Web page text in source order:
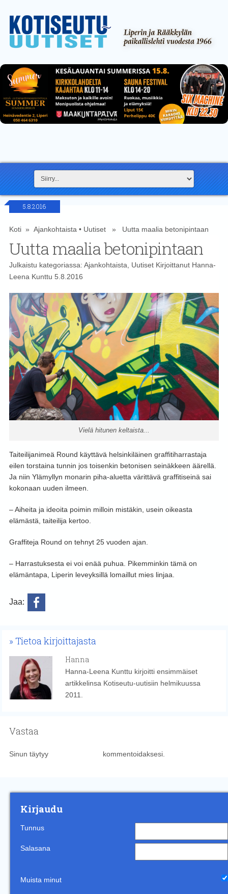
5.8.2016
Koti» Ajankohtaista• Uutiset» Uutta maalia betonipintaan
Uutta maalia betonipintaan
Julkaistu kategoriassa: Ajankohtaista, UutisetKirjoittanut Hanna-
Leena Kunttu 5.8.2016
Vielä hitunen keltaista...
Taiteilijanimeä Round käyttävä helsinkiläinen graffitiharrastaja
eilen torstaina tunnin jos toisenkin betonisen seinäkkeen äärellä.
Ja niin Ylämyllyn monarin piha-aluetta värittävä graffitiseinä sai
kokonaan uuden ilmeen.
– Aiheita ja ideoita poimin milloin mistäkin, usein oikeasta
elämästä, taiteilija kertoo.
Graffiteja Round on tehnyt 25 vuoden ajan.
– Harrastuksesta ei voi enää puhua. Pikemminkin tämä on
elämäntapa, Liperin leveyksillä lomaillut mies linjaa.
Jaa:
Tietoa kirjoittajasta
Hanna
Hanna-Leena Kunttu kirjoitti ensimmäiset
artikkelinsa Kotiseutu-uutisiin helmikuussa
2011.
Vastaa
Sinun täytyy kommentoidaksesi.
Kirjaudu
Tunnus
Salasana
Muista minut